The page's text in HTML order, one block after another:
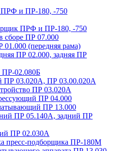
и ПР-180, -750
ПРФ и ПР-180, -750
сборе ПР 07.000
(передняя рама)
ПР 02.000, задняя ПР
ПР-02.080Б
ПР 03.020А, ПР 03.00.020А
ПР 03.020A
ПР 04.000
ПР 13.000
ПР 05.140A, задний ПР
ПР 02.030A
пресс-подборщика ПР-180М